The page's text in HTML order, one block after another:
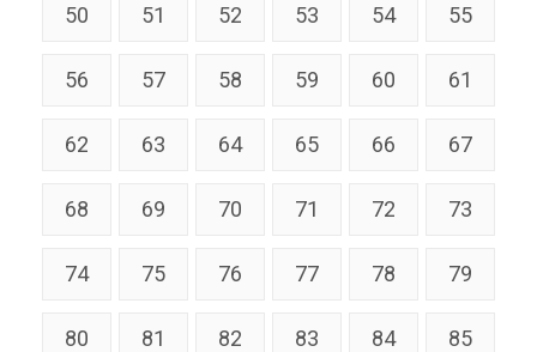
50 51 52 53 54 55
56 57 58 59 60 61
62 63 64 65 66 67
68 69 70 71 72 73
74 75 76 77 78 79
80 81 82 83 84 85